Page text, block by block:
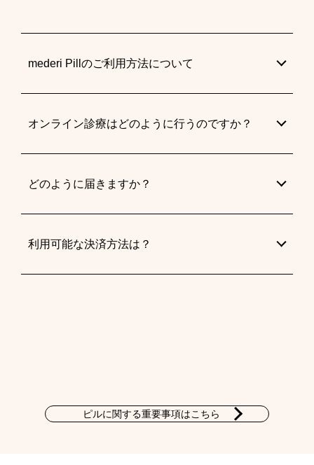
mederi Pillのご利用方法について
オンライン診療はどのように行うのですか？
どのように届きますか？
利用可能な決済方法は？
ピルに関する重要事項はこちら